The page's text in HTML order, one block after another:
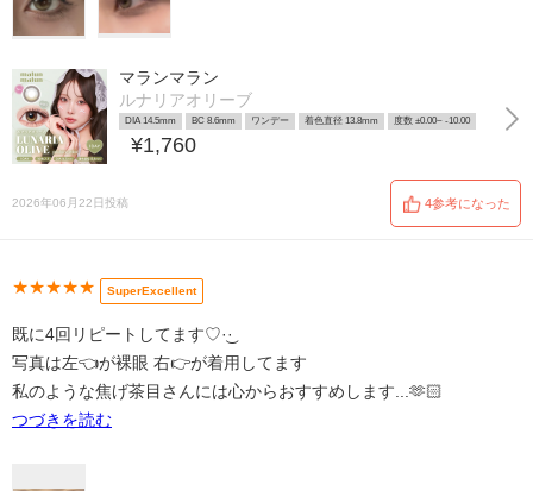
マランマラン
ルナリアオリーブ
DIA 14.5mm BC 8.6mm ワンデー 着色直径 13.8mm 度数 ±0.00~ -10.00
¥1,760
2026年06月22日投稿 4参考になった
★★★★★ SuperExcellent
既に4回リピートしてます‎♡·͜· ︎︎
写真は左👈が裸眼 右👉が着用してます
私のような焦げ茶目さんには心からおすすめします...🫶🏻
つづきを読む